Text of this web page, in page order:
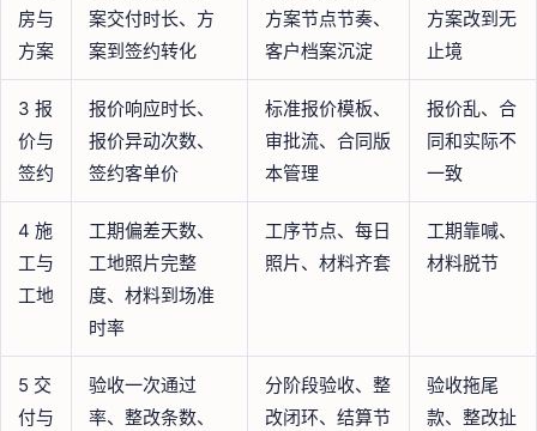
房与
方案
案交付时长、方
案到签约转化
方案节点节奏、
客户档案沉淀
方案改到无
止境
3 报
价与
签约
报价响应时长、
报价异动次数、
签约客单价
标准报价模板、
审批流、合同版
本管理
报价乱、合
同和实际不
一致
4 施
工与
工地
工期偏差天数、
工地照片完整
度、材料到场准
时率
工序节点、每日
照片、材料齐套
工期靠喊、
材料脱节
5 交
付与
验收一次通过
率、整改条数、
分阶段验收、整
改闭环、结算节
验收拖尾
款、整改扯